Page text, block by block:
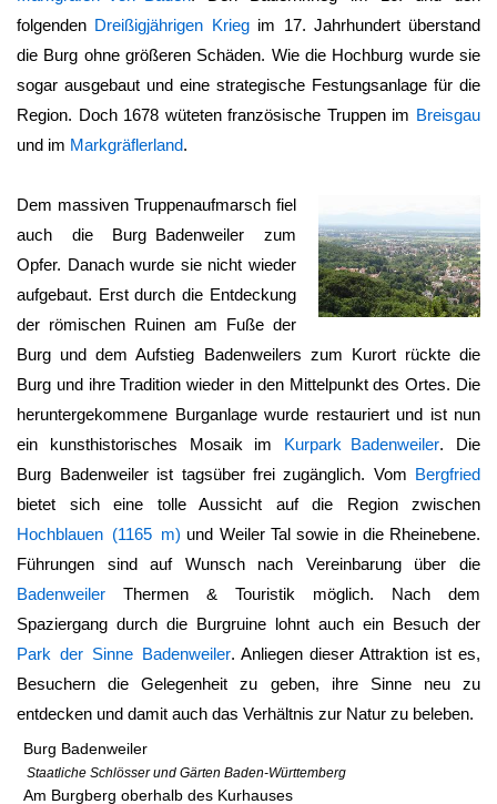
folgenden Dreißigjährigen Krieg im 17. Jahrhundert überstand
die Burg ohne größeren Schäden. Wie die Hochburg wurde sie
sogar ausgebaut und eine strategische Festungsanlage für die
Region. Doch 1678 wüteten französische Truppen im Breisgau
und im Markgräflerland.
Dem massiven Truppenaufmarsch fiel
auch die Burg Badenweiler zum
Opfer. Danach wurde sie nicht wieder
aufgebaut. Erst durch die Entdeckung
der römischen Ruinen am Fuße der
Burg und dem Aufstieg Badenweilers zum Kurort rückte die
Burg und ihre Tradition wieder in den Mittelpunkt des Ortes. Die
heruntergekommene Burganlage wurde restauriert und ist nun
ein kunsthistorisches Mosaik im Kurpark Badenweiler. Die
Burg Badenweiler ist tagsüber frei zugänglich. Vom Bergfried
bietet sich eine tolle Aussicht auf die Region zwischen
Hochblauen (1165 m) und Weiler Tal sowie in die Rheinebene.
Führungen sind auf Wunsch nach Vereinbarung über die
Badenweiler Thermen & Touristik möglich. Nach dem
Spaziergang durch die Burgruine lohnt auch ein Besuch der
Park der Sinne Badenweiler. Anliegen dieser Attraktion ist es,
Besuchern die Gelegenheit zu geben, ihre Sinne neu zu
entdecken und damit auch das Verhältnis zur Natur zu beleben.
Burg Badenweiler
Staatliche Schlösser und Gärten Baden-Württemberg
Am Burgberg oberhalb des Kurhauses